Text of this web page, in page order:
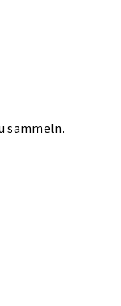
sammeln.